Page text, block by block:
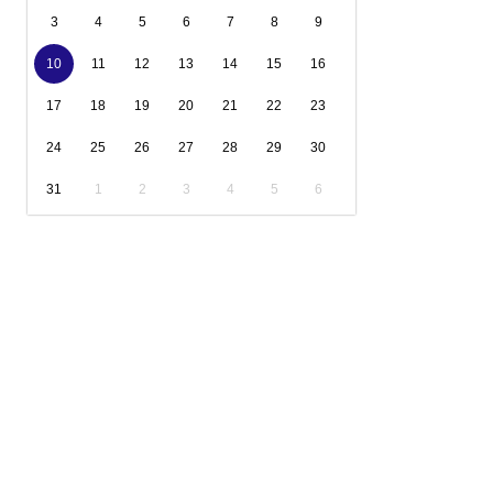
3 4 5 6 7 8 9
10 11 12 13 14 15 16
17 18 19 20 21 22 23
24 25 26 27 28 29 30
31 1 2 3 4 5 6